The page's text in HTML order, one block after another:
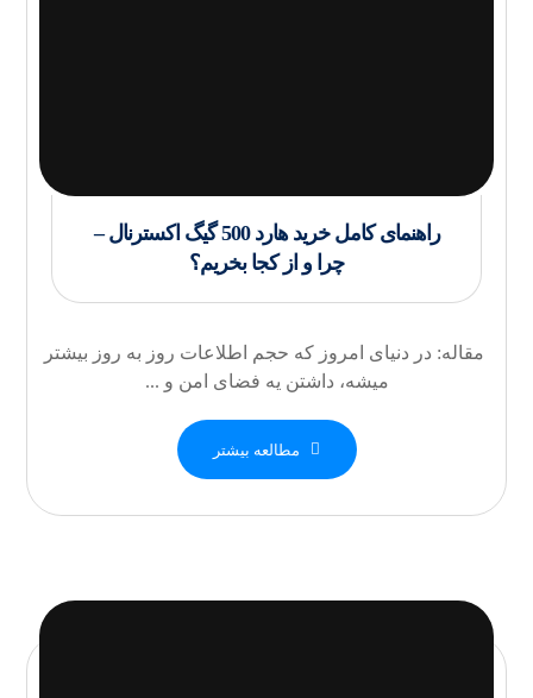
راهنمای کامل خرید هارد 500 گیگ اکسترنال –
چرا و از کجا بخریم؟
مقاله: در دنیای امروز که حجم اطلاعات روز به روز بیشتر
میشه، داشتن یه فضای امن و ...
مطالعه بیشتر